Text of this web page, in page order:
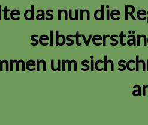
das nun die
um sich